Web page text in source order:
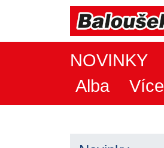
NOVINKY
Alba
Více